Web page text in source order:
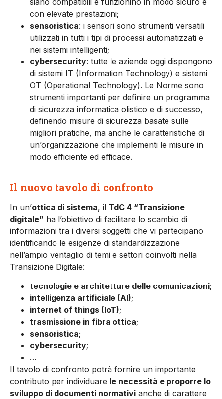
con elevate prestazioni;
sensoristica: i sensori sono strumenti versatili
utilizzati in tutti i tipi di processi automatizzati e
nei sistemi intelligenti;
cybersecurity: tutte le aziende oggi dispongono
di sistemi IT (Information Technology) e sistemi
OT (Operational Technology). Le Norme sono
strumenti importanti per definire un programma
di sicurezza informatica olistico e di successo,
definendo misure di sicurezza basate sulle
migliori pratiche, ma anche le caratteristiche di
un’organizzazione che implementi le misure in
modo efficiente ed efficace.
Il nuovo tavolo di confronto
In un’ottica di sistema, il TdC 4 “Transizione
digitale” ha l’obiettivo di facilitare lo scambio di
informazioni tra i diversi soggetti che vi partecipano
identificando le esigenze di standardizzazione
nell’ampio ventaglio di temi e settori coinvolti nella
Transizione Digitale:
tecnologie e architetture delle comunicazioni;
intelligenza artificiale (AI);
internet of things (IoT);
trasmissione in fibra ottica;
sensoristica;
cybersecurity;
…
Il tavolo di confronto potrà fornire un importante
contributo per individuare le necessità e proporre lo
sviluppo di documenti normativi anche di carattere